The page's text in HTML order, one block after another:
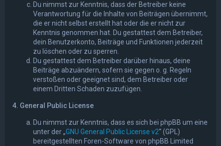
Du nimmst zur Kenntnis, dass der Betreiber keine
Verantwortung für die Inhalte von Beiträgen übernimmt,
die er nicht selbst erstellt hat oder die er nicht zur
Kenntnis genommen hat. Du gestattest dem Betreiber,
dein Benutzerkonto, Beiträge und Funktionen jederzeit
zu löschen oder zu sperren.
Du gestattest dem Betreiber darüber hinaus, deine
Beiträge abzuändern, sofern sie gegen o. g. Regeln
verstoßen oder geeignet sind, dem Betreiber oder
einem Dritten Schaden zuzufügen.
4. General Public License
Du nimmst zur Kenntnis, dass es sich bei phpBB um eine
unter der „GNU General Public License v2“ (GPL)
bereitgestellten Foren-Software von phpBB Limited